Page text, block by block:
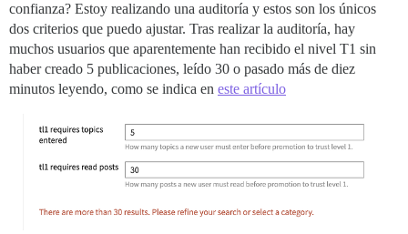
confianza? Estoy realizando una auditoría y estos son los únicos
dos criterios que puedo ajustar. Tras realizar la auditoría, hay
muchos usuarios que aparentemente han recibido el nivel T1 sin
haber creado 5 publicaciones, leído 30 o pasado más de diez
minutos leyendo, como se indica en este artículo